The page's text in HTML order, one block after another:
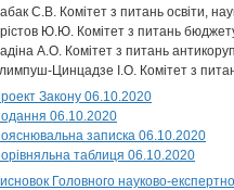
С.В. Комітет з питань освіти,
Ю.Ю. Комітет з питань
А.О. Комітет з питань
Цинцадзе І.О. Комітет з
Закону 06.10.2020
06.10.2020
записка 06.10.2020
таблиця 06.10.2020
Головного науково-